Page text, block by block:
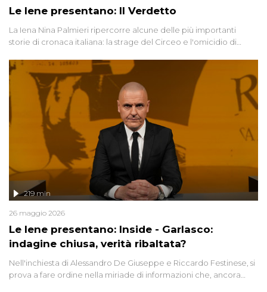
Le Iene presentano: Il Verdetto
La Iena Nina Palmieri ripercorre alcune delle più importanti
storie di cronaca italiana: la strage del Circeo e l'omicidio di
Le Iene presentano: Inside - Garlasco:
indagine chiusa, verità ribaltata?
219 min
26 maggio 2026
Nell'inchiesta di Alessandro De Giuseppe e Riccardo Festinese, si
prova a fare ordine nella miriade di informazioni che, ancora